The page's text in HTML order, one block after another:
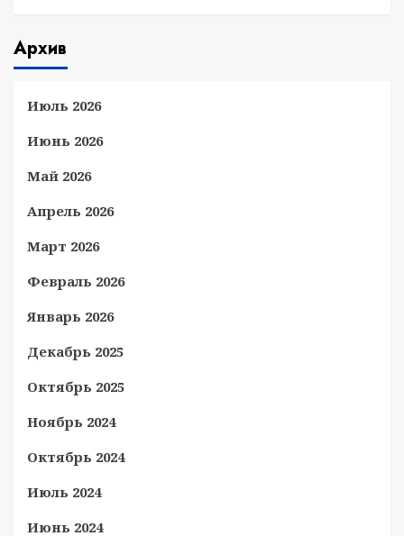
Архив
Июль 2026
Июнь 2026
Май 2026
Апрель 2026
Март 2026
Февраль 2026
Январь 2026
Декабрь 2025
Октябрь 2025
Ноябрь 2024
Октябрь 2024
Июль 2024
Июнь 2024